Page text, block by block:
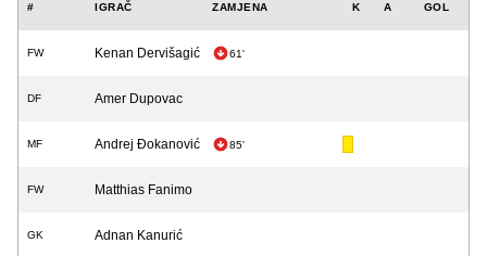
# IGRAČ ZAMJENA K A GOL
FW Kenan Dervišagić 61'
DF Amer Dupovac
MF Andrej Đokanović 85'
FW Matthias Fanimo
GK Adnan Kanurić